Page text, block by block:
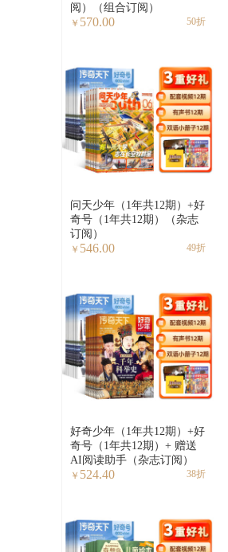
阅）（组合订阅）
￥ 570.00 50折
问天少年（1年共12期）+好
奇号（1年共12期）（杂志
订阅）
￥ 546.00 49折
好奇少年（1年共12期）+好
奇号（1年共12期）+ 赠送
AI阅读助手（杂志订阅）
￥ 524.40 38折